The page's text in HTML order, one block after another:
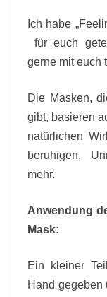
Ich habe
für euch
gerne mit euch
Die Masken,
gibt, basieren
natürlichen
beruhigen,
mehr.
Anwendung
Mask:
Ein kleiner
Hand gegeben